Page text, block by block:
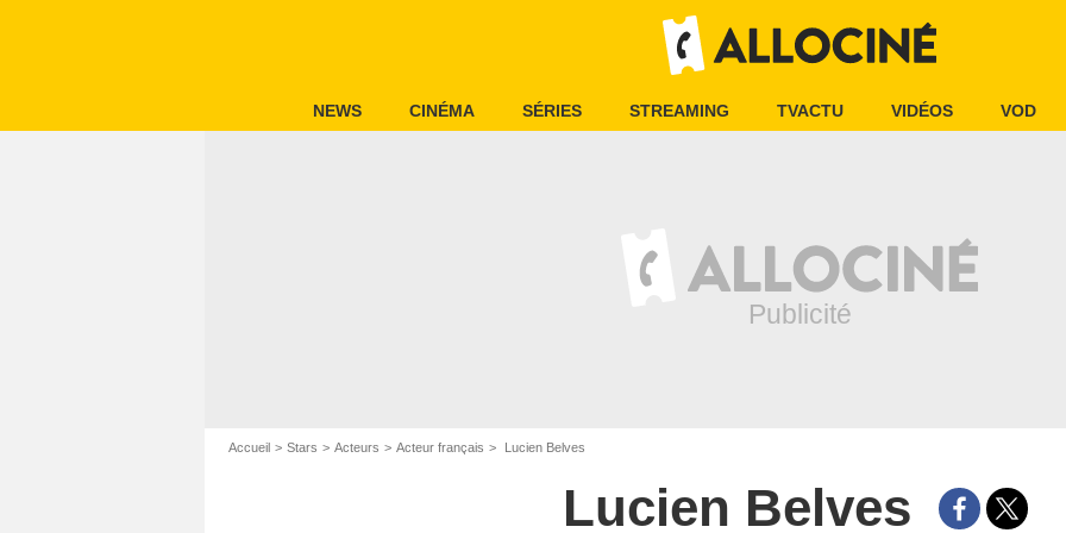
NEWS CINÉMA SÉRIES STREAMING TVACTU VIDÉOS VOD
Accueil Stars Acteurs Acteur français Lucien Belves
Lucien Belves